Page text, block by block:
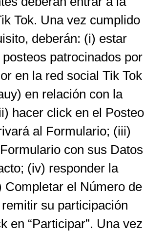
Tok. Una vez cumplido
deberán: (i) estar
patrocinados por
en la red social Tik Tok
en relación con la
hacer click en el Posteo
al Formulario; (iii)
con sus Datos
(iv) responder la
Completar el Número de
su participación
en “Participar”. Una vez